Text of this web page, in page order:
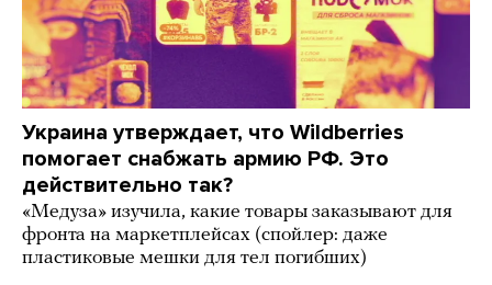
Украина утверждает, что Wildberries
помогает снабжать армию РФ. Это
действительно так?
«Медуза» изучила, какие товары заказывают для
фронта на маркетплейсах (спойлер: даже
пластиковые мешки для тел погибших)